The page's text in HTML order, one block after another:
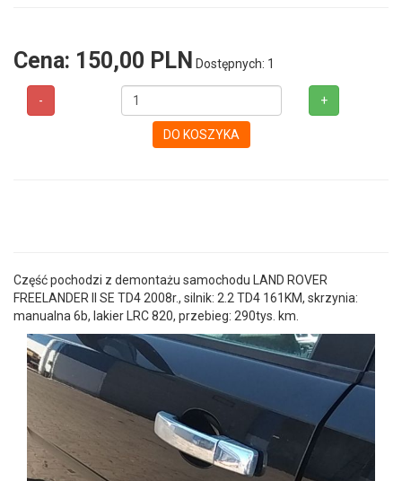
Cena: 150,00 PLN Dostępnych: 1
- +
DO KOSZYKA
Część pochodzi z demontażu samochodu LAND ROVER
FREELANDER II SE TD4 2008r., silnik: 2.2 TD4 161KM, skrzynia:
manualna 6b, lakier LRC 820, przebieg: 290tys. km.